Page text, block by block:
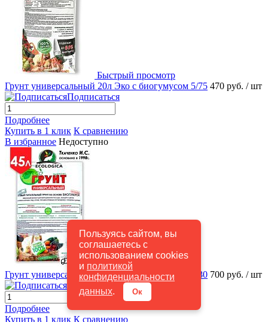
Пользуясь сайтом, вы
соглашаетесь с
использованием cookies
и политикой
конфиденциальности
данных. Ок
Быстрый просмотр
Грунт универсальный 20л Эко с биогумусом 5/75 470 руб. / шт
Подписаться
Подробнее
Купить в 1 клик К сравнению
В избранное Недоступно
Быстрый просмотр
Грунт универсальный 45л Эко с биогумусом 1/30 700 руб. / шт
Подписаться
Подробнее
Купить в 1 клик К сравнению